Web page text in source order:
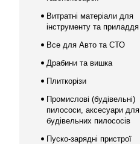
Витратні матеріали для
інструменту та приладдя
Все для Авто та СТО
Драбини та вишка
Плиткорізи
Промислові (будівельні)
пилососи, аксесуари для
будівельних пилососів
Пуско-зарядні пристрої